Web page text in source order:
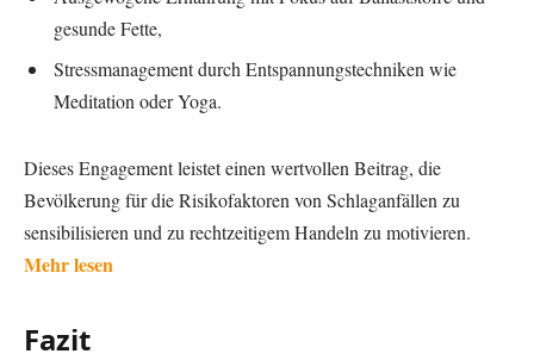
gesunde Fette,
Stressmanagement durch Entspannungstechniken wie
Meditation oder Yoga.
Dieses Engagement leistet einen wertvollen Beitrag, die
Bevölkerung für die Risikofaktoren von Schlaganfällen zu
sensibilisieren und zu rechtzeitigem Handeln zu motivieren.
Mehr lesen
Fazit